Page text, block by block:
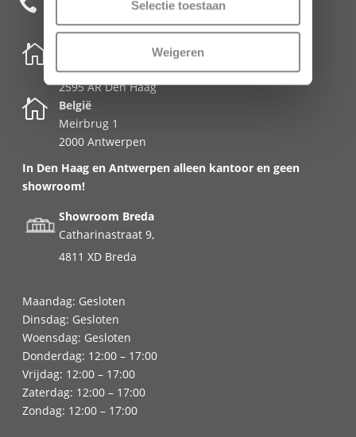
Selectie toestaan
Weigeren


Schenkkade 50k
2595 AR Den Haag

België
Meirbrug 1
2000 Antwerpen
In Den Haag en Antwerpen alleen kantoor en geen
showroom!
Showroom Breda
Catharinastraat 9,
4811 XD Breda
Maandag: Gesloten
Dinsdag: Gesloten
Woensdag: Gesloten
Donderdag: 12:00 – 17:00
Vrijdag: 12:00 – 17:00
Zaterdag: 12:00 – 17:00
Zondag: 12:00 – 17:00